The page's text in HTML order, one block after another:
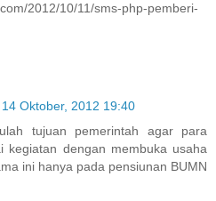
2012/10/11/sms-php-pemberi-
14 Oktober, 2012 19:40
tujuan pemerintah agar para
kegiatan dengan membuka usaha
ini hanya pada pensiunan BUMN